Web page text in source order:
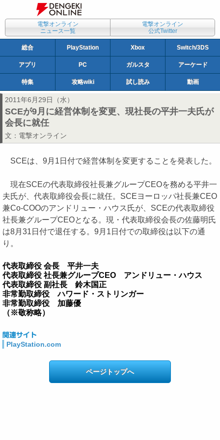
電撃オンライン
ニュース一覧
電撃オンライン
公式Twitter
総合 PlayStation Xbox Switch/3DS
アプリ PC ガルスタ アーケード
特集 攻略wiki 試し読み 動画
2011年6月29日（水）
SCEが9月に経営体制を変更、現社長の平井一夫氏が
会長に就任
文： 電撃オンライン
SCEは、9月1日付で経営体制を変更することを発表した。
現在SCEの代表取締役社長兼グループCEOを務める平井一
夫氏が、代表取締役会長に就任。SCEヨーロッパ社長兼CEO
兼Co-COOのアンドリュー・ハウス氏が、SCEの代表取締役
社長兼グループCEOとなる。現・代表取締役会長の佐藤明氏
は8月31日付で退任する。9月1日付での取締役は以下の通
り。
代表取締役 会長 平井一夫
代表取締役 社長兼グループCEO アンドリュー・ハウス
代表取締役 副社長 鈴木国正
非常勤取締役 ハワード・ストリンガー
非常勤取締役 加藤優
（※敬称略）
PlayStation.com
ページトップへ